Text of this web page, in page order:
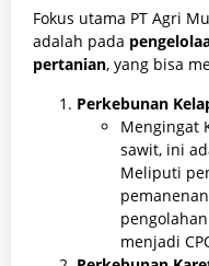
Fokus utama PT Agri
adalah pada
pertanian, yang bisa
Perkebunan
Mengingat
sawit, ini
Meliputi
menjadi